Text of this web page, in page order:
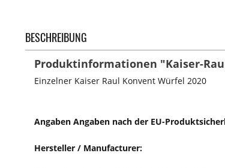
BESCHREIBUNG
Produktinformationen "Kaiser-
Einzelner Kaiser Raul Konvent Würfel 2020
Angaben Angaben nach der EU-
Hersteller / Manufacturer: